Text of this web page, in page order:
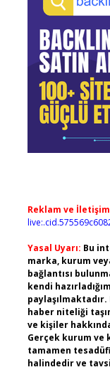
Reklam ve
Yasal Uyarı: Bu
marka, kurum
bağlantısı
kendi
haber niteliği
ve kişiler
Gerçek kurum
tamamen
halindedir ve